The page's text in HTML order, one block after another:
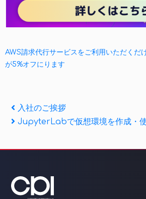
AWS請求代行サービスをご利用いただくだ
が5%オフにります
投
稿
ナ
ゲ
Previous
Post
入社のご挨拶
Next
JupyterLabで仮想環境を作成・